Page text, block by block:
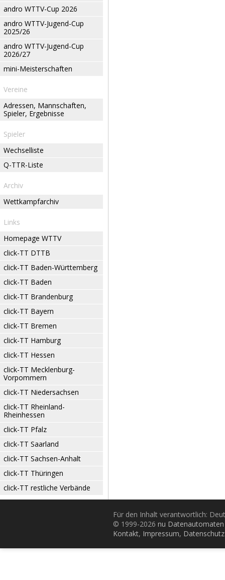
andro WTTV-Cup 2026
andro WTTV-Jugend-Cup
2025/26
andro WTTV-Jugend-Cup
2026/27
mini-Meisterschaften
Vereine
Adressen, Mannschaften,
Spieler, Ergebnisse
Spieler
Wechselliste
Q-TTR-Liste
Archiv
Wettkampfarchiv
Links
Homepage WTTV
click-TT DTTB
click-TT Baden-Württemberg
click-TT Baden
click-TT Brandenburg
click-TT Bayern
click-TT Bremen
click-TT Hamburg
click-TT Hessen
click-TT Mecklenburg-
Vorpommern
click-TT Niedersachsen
click-TT Rheinland-
Rheinhessen
click-TT Pfalz
click-TT Saarland
click-TT Sachsen-Anhalt
click-TT Thüringen
click-TT restliche Verbände
Für den Inhalt verantwortlich:
© 1999-2026 nu
Kontakt, Impressum, Datenschutz